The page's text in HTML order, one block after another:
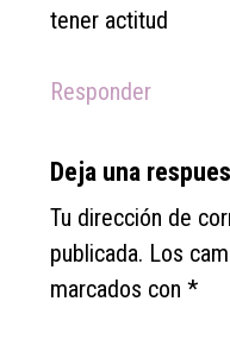
tener actitud
Responder
Deja una
Tu dirección de
publicada. Los
marcados con*